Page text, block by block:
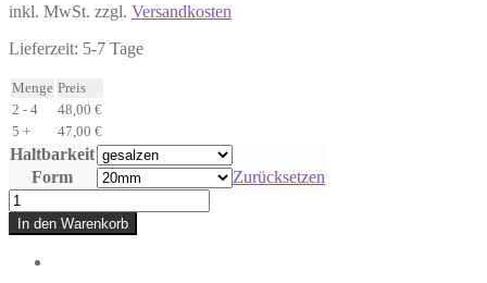
inkl. MwSt. zzgl. Versandkosten
Lieferzeit: 5-7 Tage
Menge Preis
2 - 4
48,00 €
5 +
47,00 €
Haltbarkeit
Form
Zurücksetzen
Krill
SF
-
Boilies
In den Warenkorb